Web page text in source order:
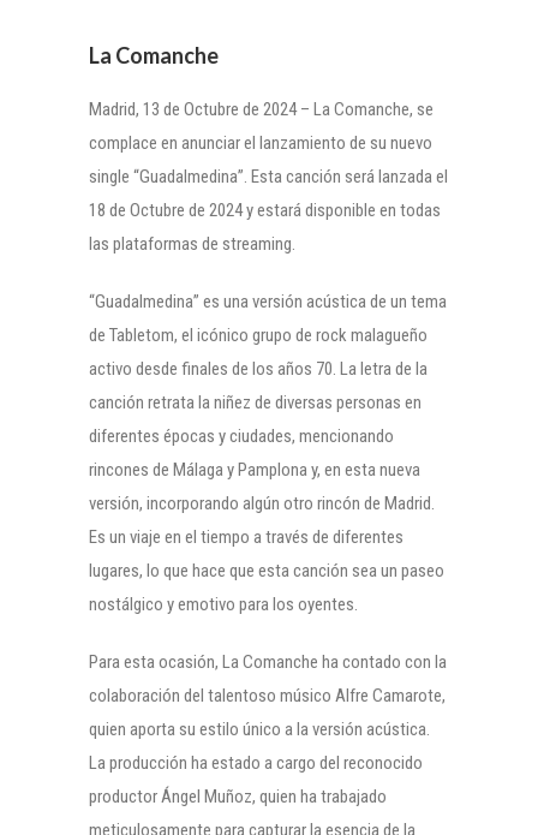
La Comanche
Madrid, 13 de Octubre de 2024 – La Comanche, se
complace en anunciar el lanzamiento de su nuevo
single “Guadalmedina”. Esta canción será lanzada el
18 de Octubre de 2024 y estará disponible en todas
las plataformas de streaming.
“Guadalmedina” es una versión acústica de un tema
de Tabletom, el icónico grupo de rock malagueño
activo desde finales de los años 70. La letra de la
canción retrata la niñez de diversas personas en
diferentes épocas y ciudades, mencionando
rincones de Málaga y Pamplona y, en esta nueva
versión, incorporando algún otro rincón de Madrid.
Es un viaje en el tiempo a través de diferentes
lugares, lo que hace que esta canción sea un paseo
nostálgico y emotivo para los oyentes.
Para esta ocasión, La Comanche ha contado con la
colaboración del talentoso músico Alfre Camarote,
quien aporta su estilo único a la versión acústica.
La producción ha estado a cargo del reconocido
productor Ángel Muñoz, quien ha trabajado
meticulosamente para capturar la esencia de la